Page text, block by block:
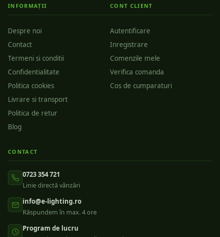
INFORMAȚII
Despre noi
Contact
Termeni si conditii
Confidentialitate
Politica cookies
Livrare si transport
Politica de retur
Blog
CONT CLIENT
Autentificare
Inregistrare
Comenzile mele
Verifica comanda
Cos de cumparaturi
CONTACT
0723 354 721
Linie directă vânzări
info@e-lighting.ro
Răspundem în max. 4 ore
Program de lucru